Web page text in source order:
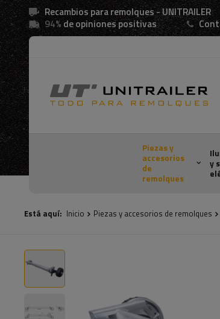
Recambios para remolques - UNITRAILER
94% de opiniones positivas
Piezas y
accesorios
de
remolques
y
Está aquí: Inicio Piezas y accesorios de remolques